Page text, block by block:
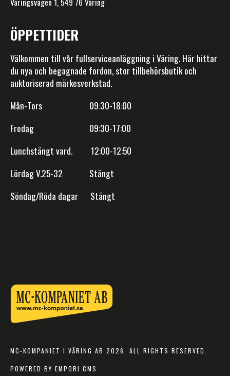
ÖPPETTIDER
Välkommen till vår fullserviceanläggning i Väring. Här hittar
du nya och begagnade fordon, stor tillbehörsbutik och
auktoriserad märkesverkstad.
Mån-Tors 09:30-18:00
Fredag 09:30-17:00
Lunchstängt vard. 12:00-12:50
Lördag V.25-32 Stängt
Söndag/Röda dagar Stängt
MC-KOMPANIET I VÄRING AB 2026. ALL RIGHTS RESERVED.
POWERED BY EMPORI CMS